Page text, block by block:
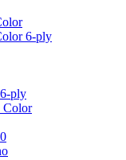
6-ply
ply
Color